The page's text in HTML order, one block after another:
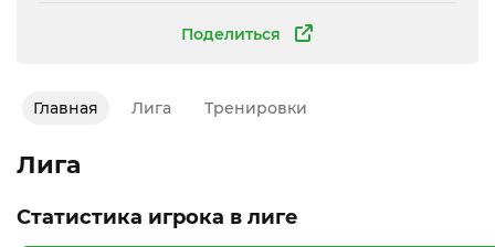
Поделиться
Главная Лига Тренировки
Лига
Статистика игрока в лиге